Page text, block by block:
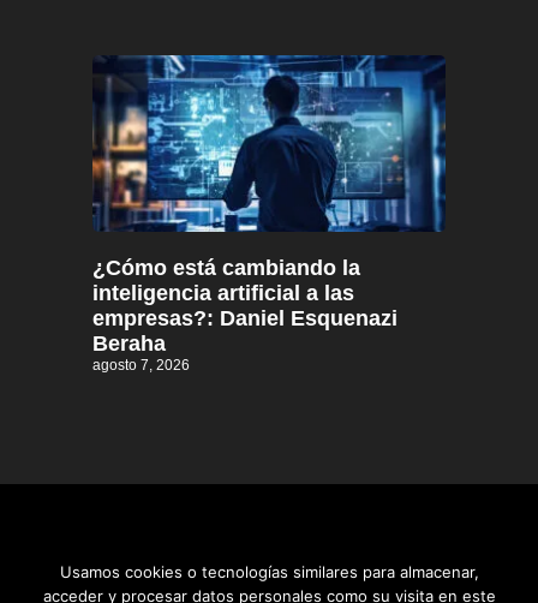
¿Cómo está cambiando la
inteligencia artificial a las
empresas?: Daniel Esquenazi
Beraha
agosto 7, 2026
Usamos cookies o tecnologías similares para almacenar,
acceder y procesar datos personales como su visita en este